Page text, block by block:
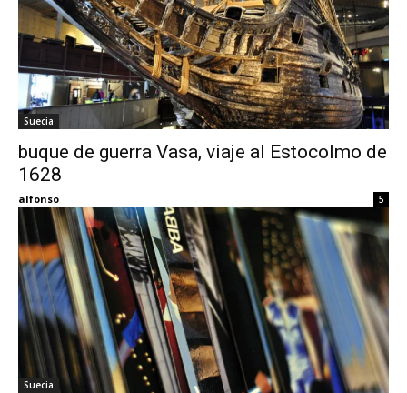
Suecia
buque de guerra Vasa, viaje al Estocolmo de
1628
alfonso 5
Suecia